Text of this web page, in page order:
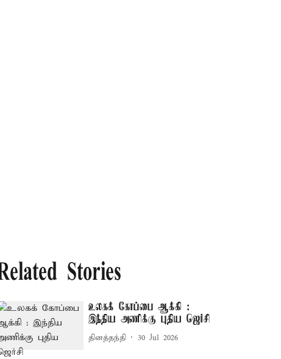
Stories
உலகக் கோப்பை ஆக்கி :
இந்திய அணிக்கு புதிய ஜெர்சி
தினத்தந்தி 30 Jul 2026